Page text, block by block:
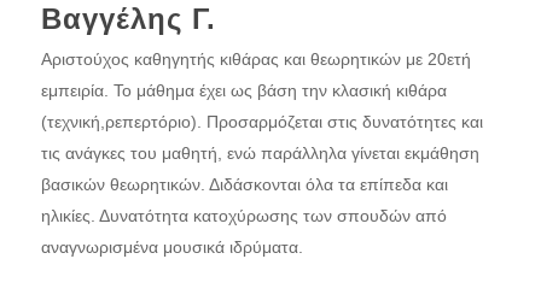
Βαγγέλης Γ.
Aριστούχος καθηγητής κιθάρας και θεωρητικών με 20ετή
εμπειρία. Το μάθημα έχει ως βάση την κλασική κιθάρα
(τεχνική,ρεπερτόριο). Προσαρμόζεται στις δυνατότητες και
τις ανάγκες του μαθητή, ενώ παράλληλα γίνεται εκμάθηση
βασικών θεωρητικών. Διδάσκονται όλα τα επίπεδα και
ηλικίες. Δυνατότητα κατοχύρωσης των σπουδών από
αναγνωρισμένα μουσικά ιδρύματα.